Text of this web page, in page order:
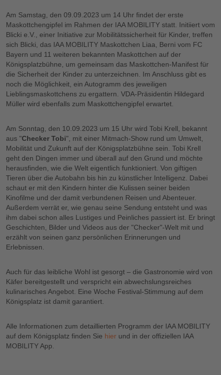
Am Samstag, den 09.09.2023 um 14 Uhr findet der erste
Maskottchengipfel im Rahmen der IAA MOBILITY statt. Initiiert vom
Blicki e.V., einer Initiative zur Mobilitätssicherheit für Kinder, treffen
sich Blicki, das IAA MOBILITY Maskottchen Liaa, Berni vom FC
Bayern und 11 weiteren bekannten Maskottchen auf der
Königsplatzbühne, um gemeinsam das Maskottchen-Manifest für
die Sicherheit der Kinder zu unterzeichnen. Im Anschluss gibt es
noch die Möglichkeit, ein Autogramm des jeweiligen
Lieblingsmaskottchens zu ergattern. VDA-Präsidentin Hildegard
Müller wird ebenfalls zum Maskottchengipfel erwartet.
Am Sonntag, den 10.09.2023 um 15 Uhr wird Tobi Krell, bekannt
aus "Checker Tobi", mit einer Mitmach-Show rund um Umwelt,
Mobilität und Zukunft auf der Königsplatzbühne sein. Tobi Krell
geht den Dingen immer und überall auf den Grund und möchte
herausfinden, wie die Welt eigentlich funktioniert. Von giftigen
Tieren über die Autobahn bis hin zu künstlicher Intelligenz. Dabei
schaut er mit den Kindern hinter die Kulissen seiner beiden
Kinofilme und der damit verbundenen Reisen und Abenteuer.
Außerdem verrät er, wie genau seine Sendung entsteht und was
ihm dabei schon alles Lustiges und Peinliches passiert ist. Er bringt
Geschichten, Bilder und Videos aus der "Checker"-Welt mit und
erzählt von seinen ganz persönlichen Erinnerungen und
Erlebnissen.
Auch für das leibliche Wohl ist gesorgt – die Gastronomie wird von
Käfer bereitgestellt und verspricht ein abwechslungsreiches
kulinarisches Angebot. Eine Woche Festival-Stimmung auf dem
Königsplatz ist damit garantiert.
Alle Informationen zum detaillierten Programm der IAA MOBILITY
auf dem Königsplatz finden Sie hier und in der offiziellen IAA
MOBILITY App.